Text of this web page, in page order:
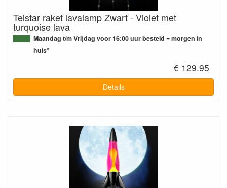
Telstar raket lavalamp Zwart - Violet met
turquoise lava
Maandag t/m Vrijdag voor 16:00 uur besteld = morgen in
huis*
€ 129.95
Details